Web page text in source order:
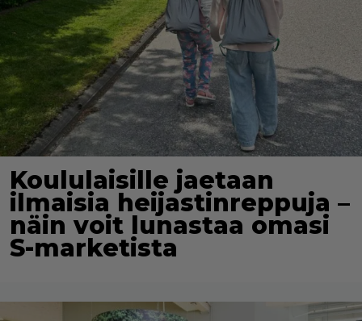
Koululaisille jaetaan
ilmaisia heijastinreppuja –
näin voit lunastaa omasi
S-marketista